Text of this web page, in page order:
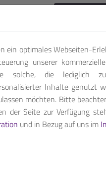
efficient performance
ein optimales Webseiten-
unserer
solche, die lediglich
Inhalte genutzt
möchten. Bitte
der Seite zur Verfügung
und in Bezug auf uns im